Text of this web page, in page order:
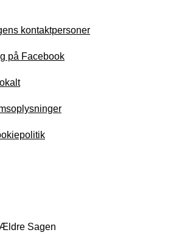
kontaktpersoner
på Facebook
Sagen